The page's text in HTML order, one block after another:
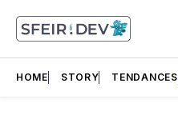
HOME STORY TENDANCES